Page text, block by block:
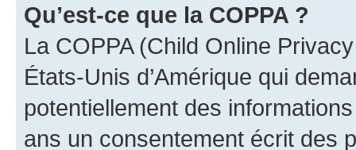
Qu’est-ce que la COPPA ?
La COPPA (Child Online
États-Unis d’Amérique qui
potentiellement des
ans un consentement écrit des